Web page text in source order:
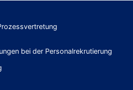
bei der Personalrekrutierung